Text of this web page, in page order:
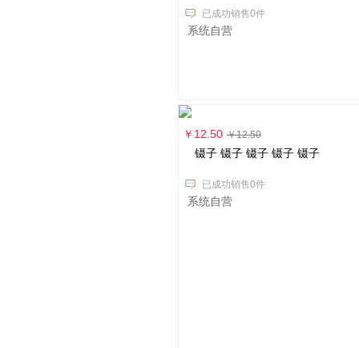
已成功销售0件
系统自营
￥12.50 ￥12.50
镊子 镊子 镊子 镊子 镊子
已成功销售0件
系统自营